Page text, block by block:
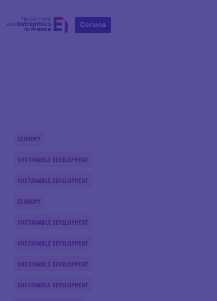
Corsica
ECONOMY
SUSTAINABLE DEVELOPMENT
SUSTAINABLE DEVELOPMENT
ECONOMY
SUSTAINABLE DEVELOPMENT
SUSTAINABLE DEVELOPMENT
SUSTAINABLE DEVELOPMENT
SUSTAINABLE DEVELOPMENT